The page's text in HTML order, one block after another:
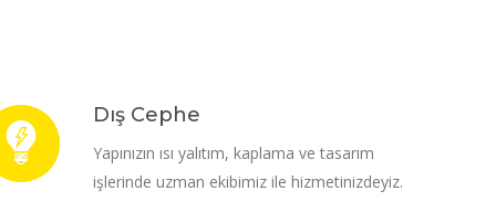
Dış Cephe
Yapınızın ısı yalıtım, kaplama ve tasarım
işlerinde uzman ekibimiz ile hizmetinizdeyiz.